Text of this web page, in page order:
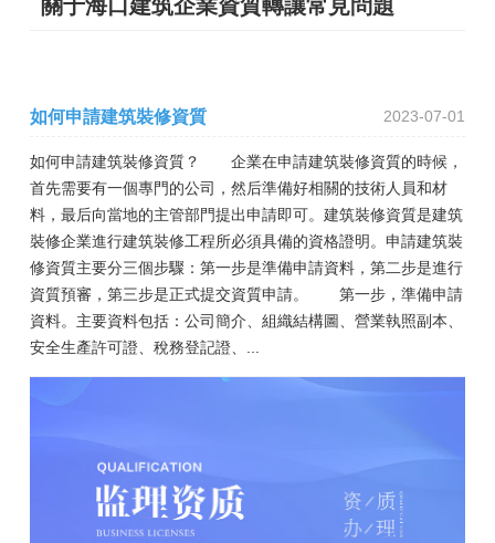
關于海口建筑企業資質轉讓常見問題
如何申請建筑裝修資質 2023-07-01
如何申請建筑裝修資質？ 企業在申請建筑裝修資質的時候，
首先需要有一個專門的公司，然后準備好相關的技術人員和材
料，最后向當地的主管部門提出申請即可。建筑裝修資質是建筑
裝修企業進行建筑裝修工程所必須具備的資格證明。申請建筑裝
修資質主要分三個步驟：第一步是準備申請資料，第二步是進行
資質預審，第三步是正式提交資質申請。 第一步，準備申請
資料。主要資料包括：公司簡介、組織結構圖、營業執照副本、
安全生產許可證、稅務登記證、...